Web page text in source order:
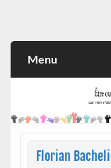
et commerciale
Menu
Florian